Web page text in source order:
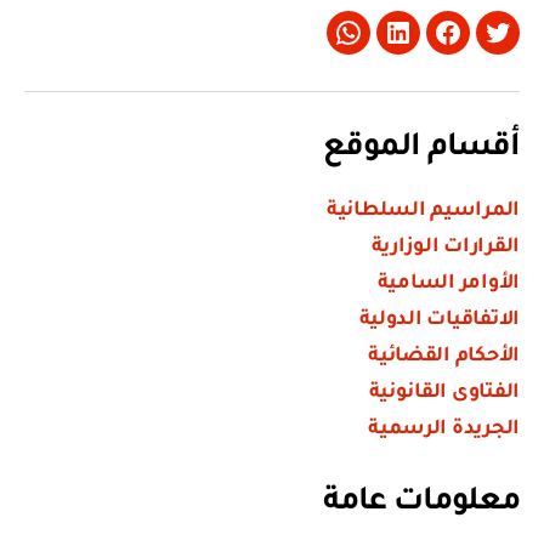
Twitter
Facebook
LinkedIn
Whatsapp
أقسام الموقع
المراسيم السلطانية
القرارات الوزارية
الأوامر السامية
الاتفاقيات الدولية
الأحكام القضائية
الفتاوى القانونية
الجريدة الرسمية
معلومات عامة